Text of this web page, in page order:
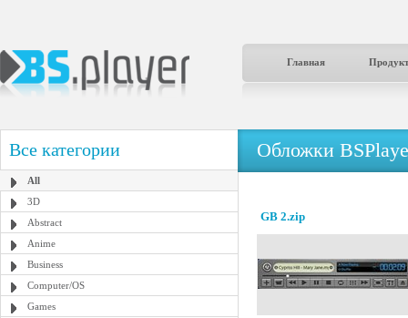
Главная
Все категории
All
3D
Abstract
Anime
Business
Computer/OS
Games
Обложки
GB 2.zip